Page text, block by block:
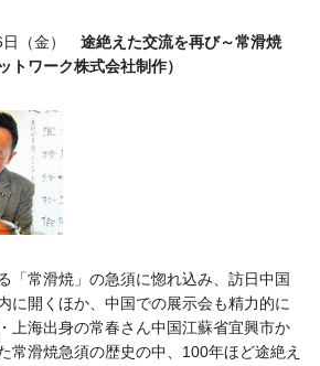
日（金） 途絶えた交流を再び～常滑焼
トワーク株式会社制作）
「常滑焼」の急須に惚れ込み、訪日中国
に開くほか、中国での展示会も精力的に
上海出身の常春さん中国江蘇省宜興市か
常滑焼急須の歴史の中、100年ほど途絶え